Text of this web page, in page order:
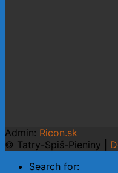
Admin: Ricon.sk
© Tatry-Spiš-Pieniny |
Search for: